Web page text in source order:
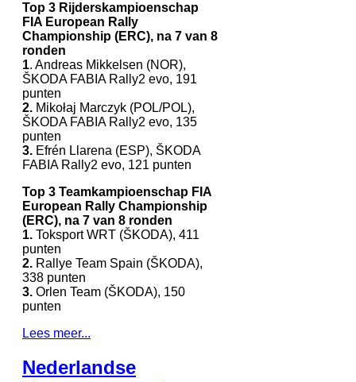
Top 3 Rijderskampioenschap
FIA European Rally
Championship (ERC), na 7 van 8
ronden
1. Andreas Mikkelsen (NOR),
ŠKODA FABIA Rally2 evo, 191
punten
2. Mikołaj Marczyk (POL/POL),
ŠKODA FABIA Rally2 evo, 135
punten
3. Efrén Llarena (ESP), ŠKODA
FABIA Rally2 evo, 121 punten
Top 3 Teamkampioenschap FIA
European Rally Championship
(ERC), na 7 van 8 ronden
1. Toksport WRT (ŠKODA), 411
punten
2. Rallye Team Spain (ŠKODA),
338 punten
3. Orlen Team (ŠKODA), 150
punten
Lees meer...
Nederlandse